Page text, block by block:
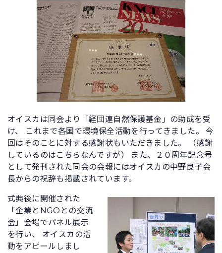
オイスカは同会より「経団連自然保護基金」の助成を受
け、 これまで各国で環境保全活動を行ってきました。 今
回はそのことに対する感謝状もいただきました。 （感謝
しているのはこちらなんですが） また、２０周年記念号
として発刊された同会の会報にはオイスカの中野良子会
長からの祝辞も掲載されています。
式典後に開催された
「企業とNGOとの交流
会」会場でパネル展示
を行い、 オイスカの活
動をアピールしまし